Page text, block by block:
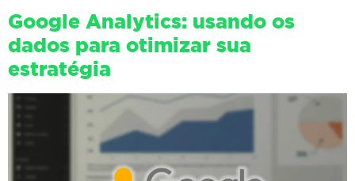
Google Analytics: usando os
dados para otimizar sua
estratégia